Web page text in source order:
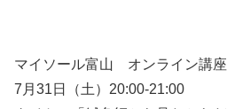
マイソール富山 オンライン講座
7月31日（土）20:00-21:00